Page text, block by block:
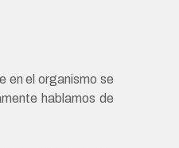
en el organismo se
hablamos de